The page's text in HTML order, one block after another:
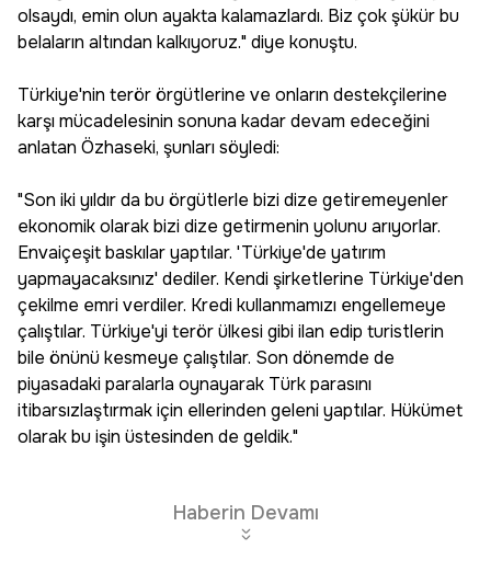
olsaydı, emin olun ayakta kalamazlardı. Biz çok şükür bu
belaların altından kalkıyoruz." diye konuştu.
Türkiye'nin terör örgütlerine ve onların destekçilerine
karşı mücadelesinin sonuna kadar devam edeceğini
anlatan Özhaseki, şunları söyledi:
"Son iki yıldır da bu örgütlerle bizi dize getiremeyenler
ekonomik olarak bizi dize getirmenin yolunu arıyorlar.
Envaiçeşit baskılar yaptılar. 'Türkiye'de yatırım
yapmayacaksınız' dediler. Kendi şirketlerine Türkiye'den
çekilme emri verdiler. Kredi kullanmamızı engellemeye
çalıştılar. Türkiye'yi terör ülkesi gibi ilan edip turistlerin
bile önünü kesmeye çalıştılar. Son dönemde de
piyasadaki paralarla oynayarak Türk parasını
itibarsızlaştırmak için ellerinden geleni yaptılar. Hükümet
olarak bu işin üstesinden de geldik."
Haberin Devamı